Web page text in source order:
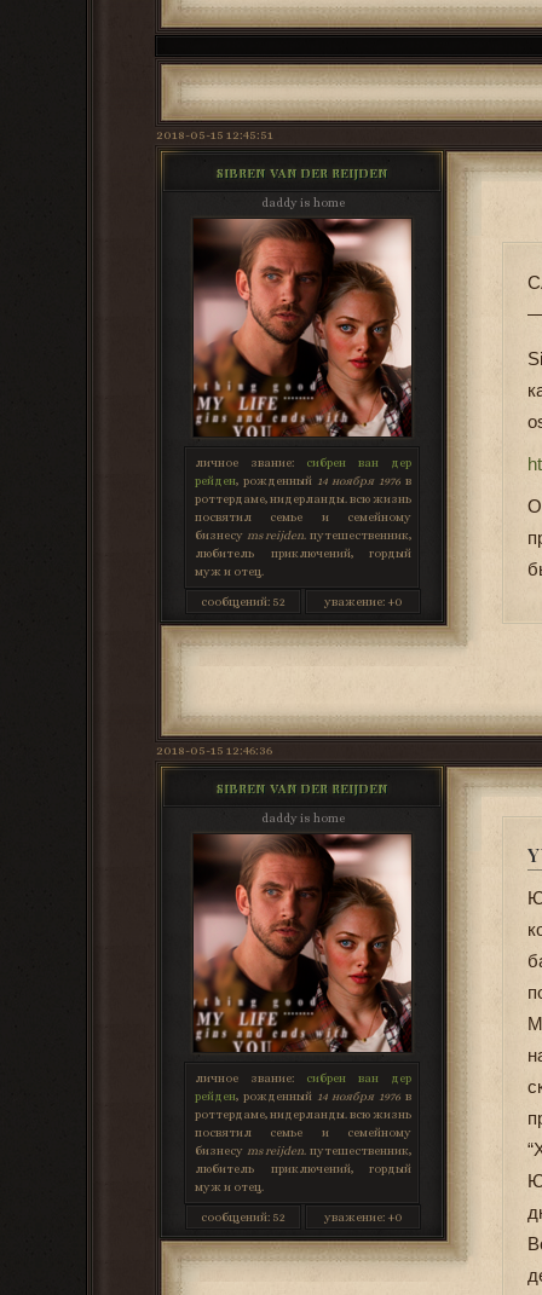
2018-05-15 12:45:51
SIBREN VAN DER REIJDEN
daddy is home
личное звание:
сибрен ван дер
рейден, рожденный 14 ноября 1976 в
роттердаме, нидерланды. всю жизнь
посвятил семье и семейному
бизнесу ms reijden . путешественник,
любитель приключений, гордый
муж и отец.
сообщений:52 уважение: +0
—
2018-05-15 12:46:36
SIBREN VAN DER REIJDEN
daddy is home
личное звание:
сибрен ван дер
рейден, рожденный 14 ноября 1976 в
роттердаме, нидерланды. всю жизнь
посвятил семье и семейному
бизнесу ms reijden . путешественник,
любитель приключений, гордый
муж и отец.
сообщений:52 уважение: +0